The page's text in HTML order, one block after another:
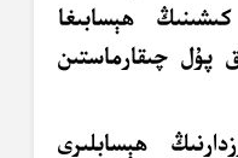
ھېسابىغا
پۇل چىقارماستىن
ھېسابلىرى